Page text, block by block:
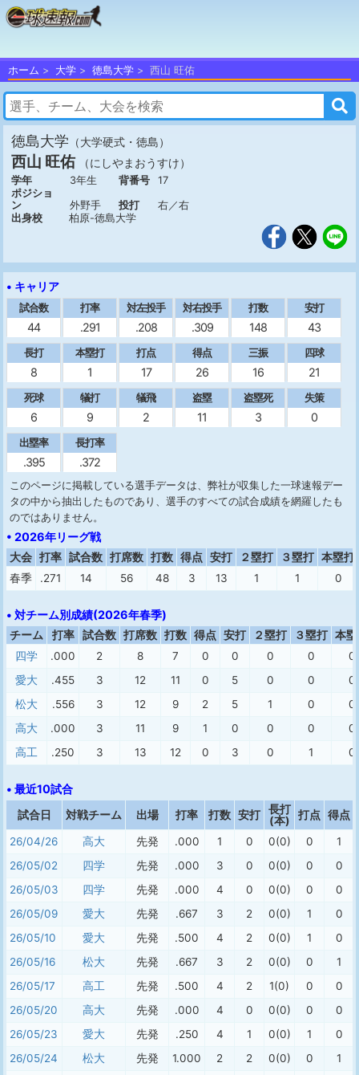
ホーム 大学 徳島大学 西山 旺佑
徳島大学 （大学硬式・徳島）
西山 旺佑 （にしやまおうすけ）
学年 3年生 背番号
17
ポジショ
ン
外野手 投打
右／右
出身校
柏原-徳島大学
• キャリア
試合数
44
打率
.291
対左投手
.208
対右投手
.309
打数
148
安打
43
長打
8
本塁打
1
打点
17
得点
26
三振
16
四球
21
死球
6
犠打
9
犠飛
2
盗塁
11
盗塁死
3
失策
0
出塁率
.395
長打率
.372
このページに掲載している選手データは、弊社が収集した一球速報デー
タの中から抽出したものであり、選手のすべての試合成績を網羅したも
のではありません。
• 2026年リーグ戦
大会 打率 試合数 打席数 打数 得点 安打 ２塁打 ３塁打 本塁打
春季
.271 14 56 48 3 13 1 1 0
• 対チーム別成績(2026年春季)
チーム 打率 試合数 打席数 打数 得点 安打 ２塁打 ３塁打 本
四学
.000 2 8 7 0 0 0 0
0
愛大
.455 3 12 11 0 5 0 0
0
松大
.556 3 12 9 2 5 1 0
0
高大
.000 3 11 9 1 0 0 0
0
高工
.250 3 13 12 0 3 0 1 0
• 最近10試合
試合日 対戦チーム 出場 打率 打数 安打
長打
(本)
打点 得点
26/04/26 高大 先発 .000 1 0 0(0) 0
1
26/05/02
四学 先発 .000 3 0 0(0) 0
0
26/05/03
四学 先発 .000 4 0 0(0) 0
0
26/05/09
愛大 先発 .667 3 2 0(0) 1
0
26/05/10
愛大 先発 .500 4 2 0(0) 1
0
26/05/16
松大 先発 .667 3 2 0(0) 0
1
26/05/17
高工 先発 .500 4 2 1(0) 0
0
26/05/20
高大 先発 .000 4 0 0(0) 0
0
26/05/23
愛大 先発 .250 4 1 0(0) 1
0
26/05/24
松大 先発 1.000 2 2 0(0) 0 1